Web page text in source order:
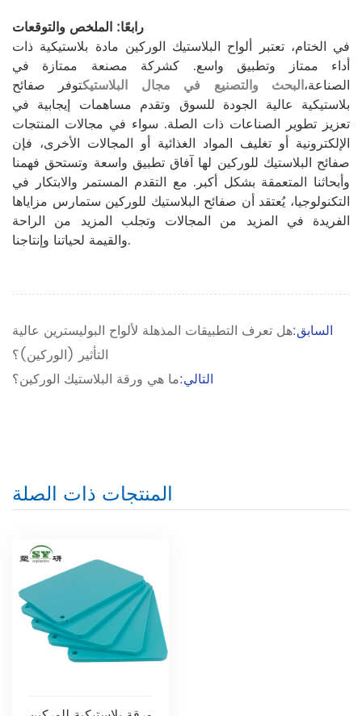
رابعًا: الملخص والتوقعات
في الختام، تعتبر ألواح البلاستيك الوركين مادة بلاستيكية ذات
أداء ممتاز وتطبيق واسع. كشركة مصنعة ممتازة في
الصناعة،البحث والتصنيع في مجال البلاستيكتوفر صفائح
بلاستيكية عالية الجودة للسوق وتقدم مساهمات إيجابية في
تعزيز تطوير الصناعات ذات الصلة. سواء في مجالات المنتجات
الإلكترونية أو تغليف المواد الغذائية أو المجالات الأخرى، فإن
صفائح البلاستيك للوركين لها آفاق تطبيق واسعة وتستحق فهمنا
وأبحاثنا المتعمقة بشكل أكبر. مع التقدم المستمر والابتكار في
التكنولوجيا، يُعتقد أن صفائح البلاستيك للوركين ستمارس مزاياها
الفريدة في المزيد من المجالات وتجلب المزيد من الراحة
والقيمة لحياتنا وإنتاجنا.
السابق:هل تعرف التطبيقات المذهلة لألواح البوليسترين عالية
التأثير (الوركين)؟
التالي:ما هي ورقة البلاستيك الوركين؟
المنتجات ذات الصلة